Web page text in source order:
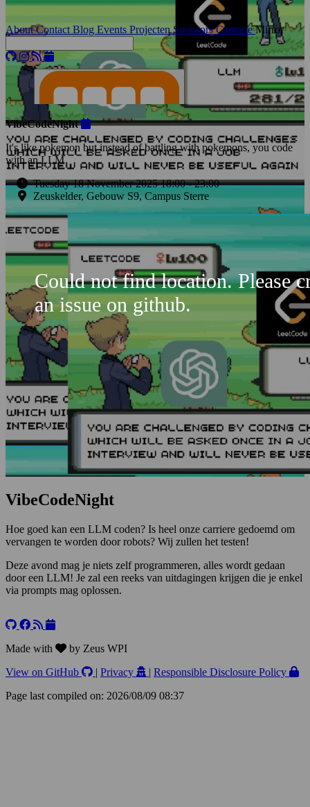
AboutContact Blog Events ProjectenSponsorsCammieMirror
VibeCodeNight
It's like pokemon but instead of battling with pokemons, you code
with an LLM
Tuesday 18 November 2025 18:00 -23:00
Zeuskelder, Gebouw S9, Campus Sterre
VibeCodeNight
Hoe goed kan een LLM coden? Is heel onze carriere gedoemd om
vervangen te worden door robots? Wij zullen het testen!
Deze avond mag je niets zelf programmeren, alles wordt gedaan
door een LLM! Je zal een reeks van uitdagingen krijgen die je enkel
via prompts mag oplossen.
Could not find location. Please
an issue on github.
+
−
Made with
by Zeus WPI
View on GitHub
| Privacy | Responsible Disclosure Policy
Page last compiled on: 2026/08/09 08:37